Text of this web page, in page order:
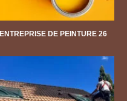
ENTREPRISE DE PEINTURE 26